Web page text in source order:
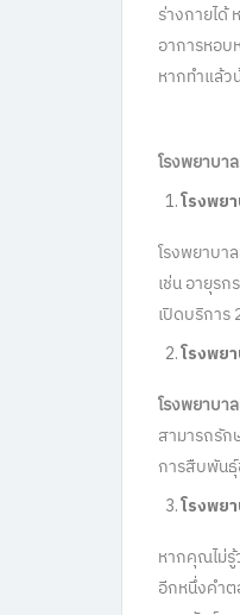
ร่างกายได้
อาการหอบ
หากทำแล้ว
โรงพยาบา
โรงพย
โรงพยาบา
เช่น อายุร
เปิดบริการ
โรงพย
โรงพยาบา
สามารถรัก
การสืบพันธุ์
โรงพย
หากคุณไม่รู้
อีกหนึ่งคำ